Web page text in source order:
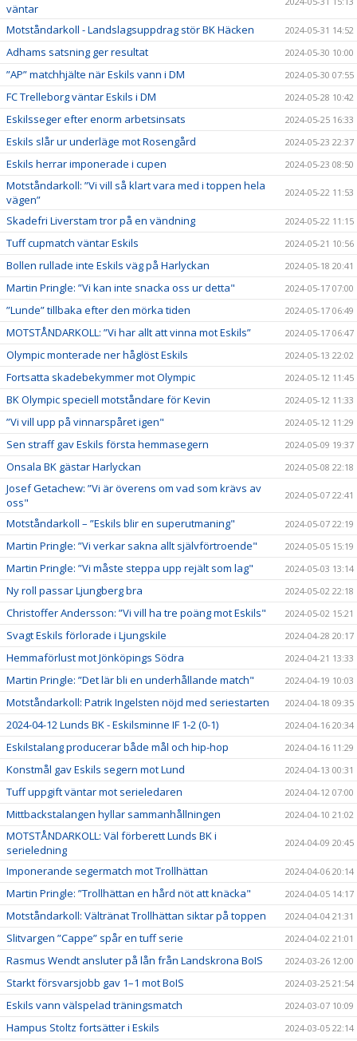
väntar
Motståndarkoll - Landslagsuppdrag stör BK Häcken 2024-05-31 14:52
Adhams satsning ger resultat 2024-05-30 10:00
”AP” matchhjälte när Eskils vann i DM 2024-05-30 07:55
FC Trelleborg väntar Eskils i DM 2024-05-28 10:42
Eskilsseger efter enorm arbetsinsats 2024-05-25 16:33
Eskils slår ur underläge mot Rosengård 2024-05-23 22:37
Eskils herrar imponerade i cupen 2024-05-23 08:50
Motståndarkoll: ”Vi vill så klart vara med i toppen hela
vägen”
2024-05-22 11:53
Skadefri Liverstam tror på en vändning 2024-05-22 11:15
Tuff cupmatch väntar Eskils 2024-05-21 10:56
Bollen rullade inte Eskils väg på Harlyckan 2024-05-18 20:41
Martin Pringle: ”Vi kan inte snacka oss ur detta" 2024-05-17 07:00
”Lunde” tillbaka efter den mörka tiden 2024-05-17 06:49
MOTSTÅNDARKOLL: ”Vi har allt att vinna mot Eskils” 2024-05-17 06:47
Olympic monterade ner håglöst Eskils 2024-05-13 22:02
Fortsatta skadebekymmer mot Olympic 2024-05-12 11:45
BK Olympic speciell motståndare för Kevin 2024-05-12 11:33
”Vi vill upp på vinnarspåret igen" 2024-05-12 11:29
Sen straff gav Eskils första hemmasegern 2024-05-09 19:37
Onsala BK gästar Harlyckan 2024-05-08 22:18
Josef Getachew: ”Vi är överens om vad som krävs av
oss"
2024-05-07 22:41
Motståndarkoll – ”Eskils blir en superutmaning" 2024-05-07 22:19
Martin Pringle: ”Vi verkar sakna allt självförtroende" 2024-05-05 15:19
Martin Pringle: ”Vi måste steppa upp rejält som lag" 2024-05-03 13:14
Ny roll passar Ljungberg bra 2024-05-02 22:18
Christoffer Andersson: ”Vi vill ha tre poäng mot Eskils" 2024-05-02 15:21
Svagt Eskils förlorade i Ljungskile 2024-04-28 20:17
Hemmaförlust mot Jönköpings Södra 2024-04-21 13:33
Martin Pringle: ”Det lär bli en underhållande match" 2024-04-19 10:03
Motståndarkoll: Patrik Ingelsten nöjd med seriestarten 2024-04-18 09:35
2024-04-12 Lunds BK - Eskilsminne IF 1-2 (0-1) 2024-04-16 20:34
Eskilstalang producerar både mål och hip-hop 2024-04-16 11:29
Konstmål gav Eskils segern mot Lund 2024-04-13 00:31
Tuff uppgift väntar mot serieledaren 2024-04-12 07:00
Mittbackstalangen hyllar sammanhållningen 2024-04-10 21:02
MOTSTÅNDARKOLL: Väl förberett Lunds BK i
serieledning
2024-04-09 20:45
Imponerande segermatch mot Trollhättan 2024-04-06 20:14
Martin Pringle: ”Trollhättan en hård nöt att knäcka" 2024-04-05 14:17
Motståndarkoll: Vältränat Trollhättan siktar på toppen 2024-04-04 21:31
Slitvargen ”Cappe” spår en tuff serie 2024-04-02 21:01
Rasmus Wendt ansluter på lån från Landskrona BoIS 2024-03-26 12:00
Starkt försvarsjobb gav 1–1 mot BoIS 2024-03-25 21:54
Eskils vann välspelad träningsmatch 2024-03-07 10:09
Hampus Stoltz fortsätter i Eskils 2024-03-05 22:14